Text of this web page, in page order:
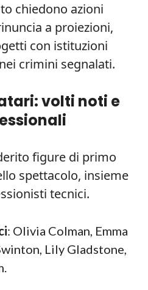
chiedono azioni
a proiezioni,
con istituzioni
crimini segnalati.
volti noti e
figure di primo
spettacolo, insieme
tecnici.
: Olivia Colman, Emma
Lily Gladstone,